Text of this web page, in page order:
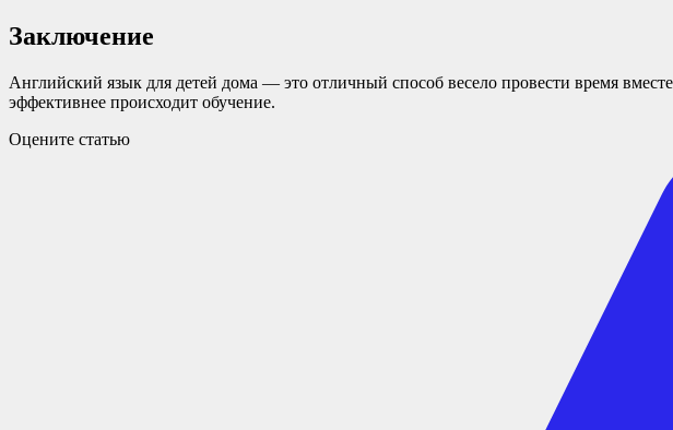
Заключение
Английский язык для детей дома — это отличный способ весело провести время
эффективнее происходит обучение.
Оцените статью